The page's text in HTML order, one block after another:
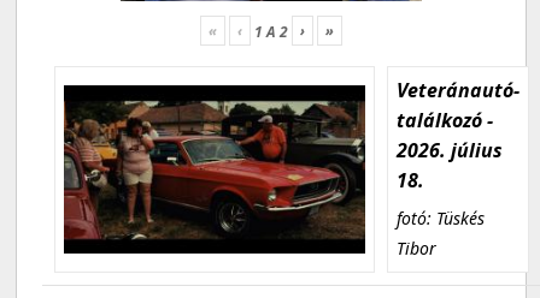
« ‹ 1A2 › »
Veteránautó-
találkozó -
2026. július
18.
fotó: Tüskés
Tibor